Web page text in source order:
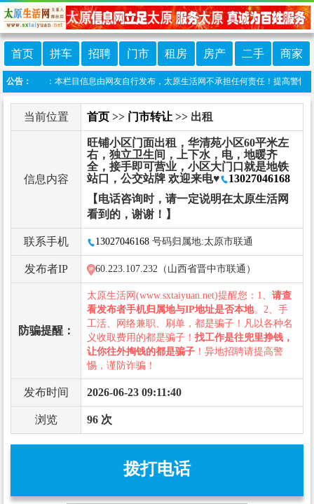
首页 拼车 招聘 门市 租房 房产 二手 商家
公告：
免责声明：本栏目信息由网友自行发布，太原生活网不承担任何责任！提高警惕，
当前位置 首页 >> 门市转让 >> 出租
信息内容
旺铺小区门面出租，华清苑小区60平米左
右，独立卫生间，上下水，电，地暖齐
全，接手即可营业，小区大门口就是地铁
站口，公交站牌 欢迎来电♥
13027046168
【电话咨询时，请一定说明在太原生活网
看到的，谢谢！】
联系手机 13027046168 号码归属地:太原市联通
发布者IP 60.223.107.232（山西省晋中市联通）
防骗提醒：
太原生活网(www.sxtaiyuan.net)提醒您：1、 请查
看发布者手机归属地与IP地址是否本地。2、手
工活、网络兼职、刷单，都是骗子！凡以各种名
义收取费用的都是骗子！ 找工作是往兜里挣钱，
让你往外掏钱的都是骗子 ！异地招聘请提高警
惕，谨防诈骗！
发布时间 2026-06-23 09:11:40
浏览 96 次
拨打电话